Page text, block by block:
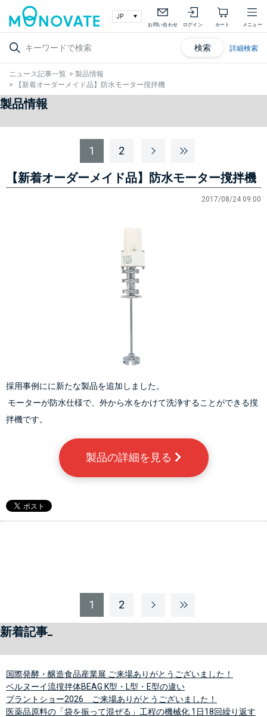
お問い合わせ ログイン カート メニュー
検索 詳細検索
ニュース記事一覧 > 製品情報
>
【新着オーダーメイド品】防水モーター撹拌機
製品情報
1 2
【新着オーダーメイド品】防水モーター撹拌機
2017/08/24 09:00
採用事例にに新たな製品を追加しました。
拌機です。
製品の詳細を見る
1 2
新着記事
国際発酵・醸造食品産業展 ご来場ありがとうございました！
ベルヌーイ流撹拌体BEAG K型・L型・E型の違い
プラントショー2026 ご来場ありがとうございました！
医薬品原料の「袋を振って混ぜる」工程の機械化 1日18回繰り返す